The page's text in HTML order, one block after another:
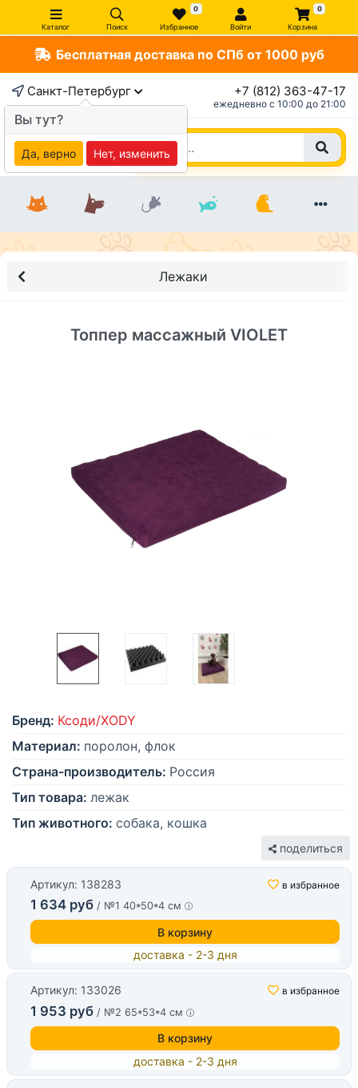
Каталог Поиск
0
Избранное Войти
0
Корзина
Бесплатная доставка по СПб от 1000 руб
Санкт-Петербург +7 (812) 363-47-17
ежедневно c 10:00 до 21:00
Лежаки
Топпер массажный VIOLET
Бренд: Ксоди/XODY
Материал: поролон, флок
Страна-производитель: Россия
Тип товара: лежак
Тип животного: собака, кошка
поделиться
Артикул: 138283 в избранное
1 634 руб / №1 40*50*4 см
В корзину
доставка - 2-3 дня
Артикул: 133026 в избранное
1 953 руб / №2 65*53*4 см
В корзину
доставка - 2-3 дня
Вы тут?
Да, верно Нет, изменить